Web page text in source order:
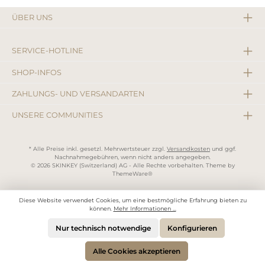
ÜBER UNS
SERVICE-HOTLINE
SHOP-INFOS
ZAHLUNGS- UND VERSANDARTEN
UNSERE COMMUNITIES
* Alle Preise inkl. gesetzl. Mehrwertsteuer zzgl. Versandkosten und ggf.
Nachnahmegebühren, wenn nicht anders angegeben.
© 2026 SKINKEY (Switzerland) AG - Alle Rechte vorbehalten. Theme by
ThemeWare®
Diese Website verwendet Cookies, um eine bestmögliche Erfahrung bieten zu
können. Mehr Informationen ...
Nur technisch notwendige Konfigurieren
Alle Cookies akzeptieren